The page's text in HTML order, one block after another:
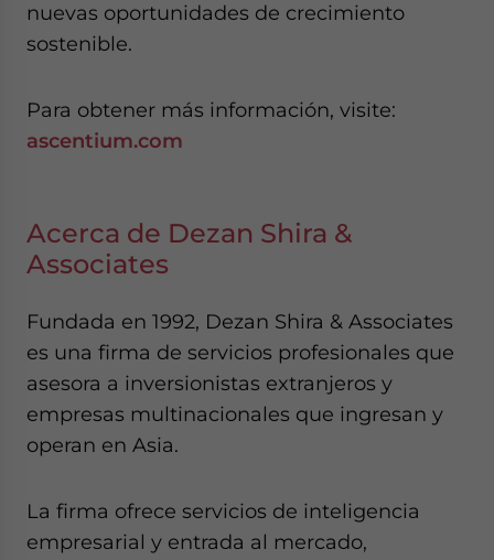
nuevas oportunidades de crecimiento
sostenible.
Para obtener más información, visite:
ascentium.com
Acerca de Dezan Shira &
Associates
Fundada en 1992, Dezan Shira & Associates
es una firma de servicios profesionales que
asesora a inversionistas extranjeros y
empresas multinacionales que ingresan y
operan en Asia.
La firma ofrece servicios de inteligencia
empresarial y entrada al mercado,